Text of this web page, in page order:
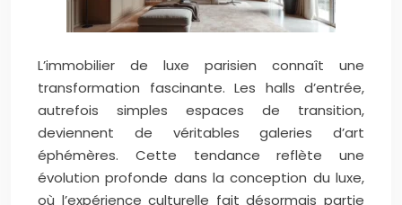
L’immobilier de luxe parisien connaît une
transformation fascinante. Les halls d’entrée,
autrefois simples espaces de transition,
deviennent de véritables galeries d’art
éphémères. Cette tendance reflète une
évolution profonde dans la conception du luxe,
où l’expérience culturelle fait désormais partie